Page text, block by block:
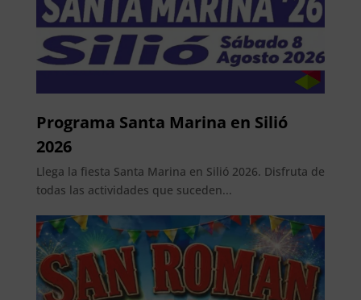
Programa Santa Marina en Silió
2026
Llega la fiesta Santa Marina en Silió 2026. Disfruta de
todas las actividades que suceden...